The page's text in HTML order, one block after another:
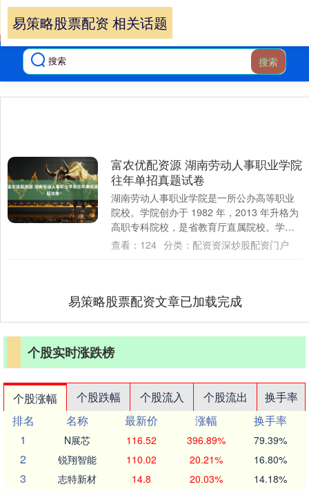
搜索
易策略股票配资 相关话题
富农优配资源 湖南劳动人事职业学院
往年单招真题试卷
湖南劳动人事职业学院是一所公办高等职业
院校。学院创办于 1982 年，2013 年升格为
高职专科院校，是省教育厅直属院校。学院
位于长沙经济技术开发区开元东路 1....
查看： 124 分类： 配资资深炒股配资门户
易策略股票配资文章已加载完成
个股实时涨跌榜
个股涨幅 个股跌幅 个股流入 个股流出
换手率
排名
名称 最新价 涨幅
换手率
1
N展芯 116.52 396.89% 79.39%
2 锐翔智能 110.02 20.21% 16.80%
3 志特新材 14.8 20.03% 14.18%